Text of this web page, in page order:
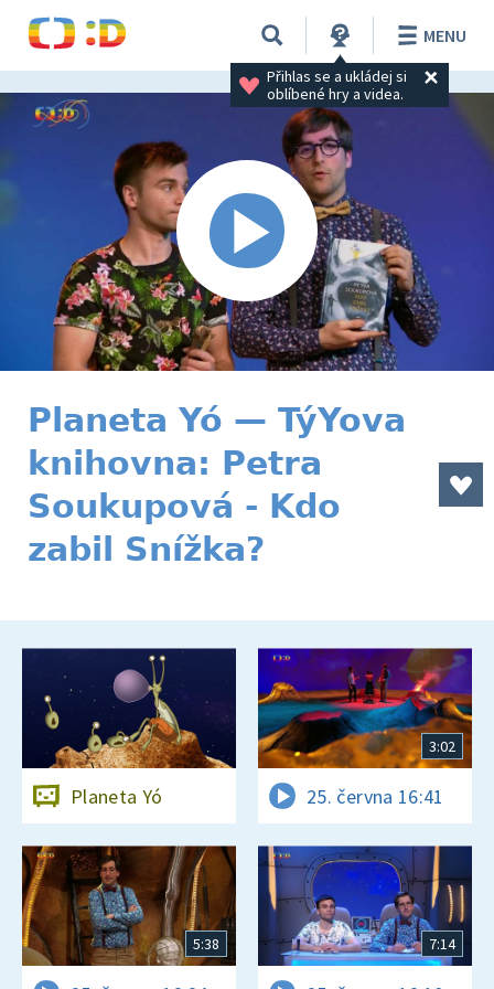
Přihlas se a ukládej si
oblíbené hry a videa.
MENU
Planeta Yó — TýYova
knihovna: Petra
Soukupová - Kdo
zabil Snížka?
Planeta Yó
3:02
25. června 16:41
5:38 7:14